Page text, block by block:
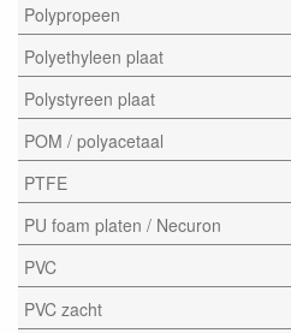
Polypropeen
Polyethyleen plaat
Polystyreen plaat
POM / polyacetaal
PTFE
PU foam platen / Necuron
PVC
PVC zacht